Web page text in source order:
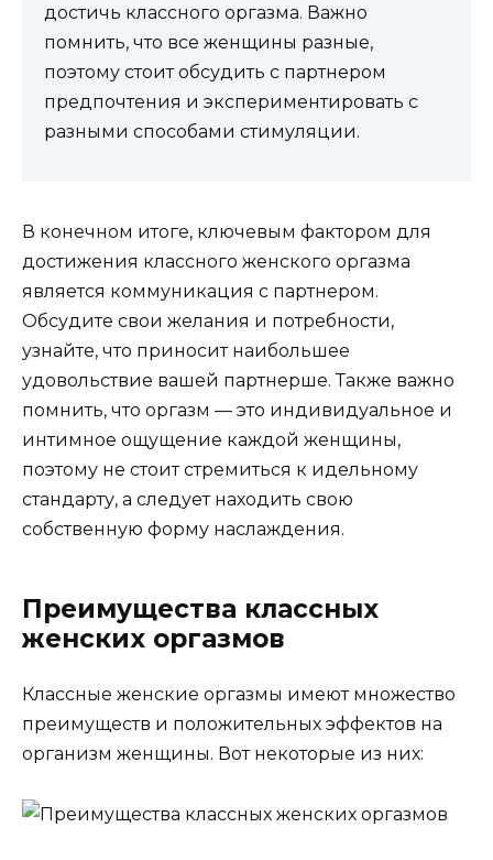
достичь классного оргазма. Важно
помнить, что все женщины разные,
поэтому стоит обсудить с партнером
предпочтения и экспериментировать с
разными способами стимуляции.
В конечном итоге, ключевым фактором для
достижения классного женского оргазма
является коммуникация с партнером.
Обсудите свои желания и потребности,
узнайте, что приносит наибольшее
удовольствие вашей партнерше. Также важно
помнить, что оргазм — это индивидуальное и
интимное ощущение каждой женщины,
поэтому не стоит стремиться к идельному
стандарту, а следует находить свою
собственную форму наслаждения.
Преимущества классных
женских оргазмов
Классные женские оргазмы имеют множество
преимуществ и положительных эффектов на
организм женщины. Вот некоторые из них: